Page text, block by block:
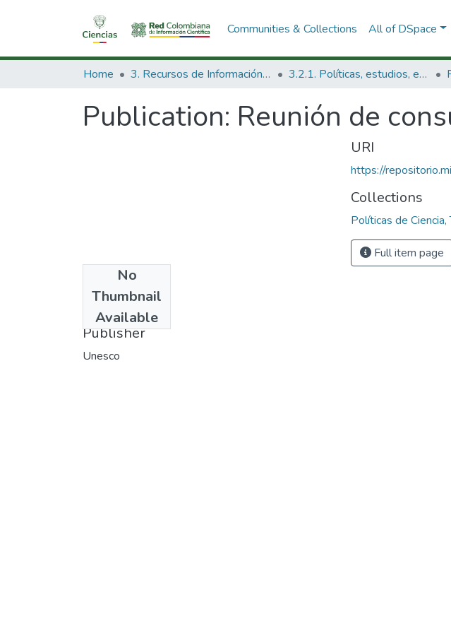
Communities & Collections All of DSpace
Home 3. Recursos de Información Científica y Tecnológica 3.2.1. Políticas, estudios, evaluaciones e indicadores de CTeI
Publication: Reunión de
No
Thumbnail
Available
1988
Publisher
Unesco
URI
https://
Collections
Políticas de
Full item page